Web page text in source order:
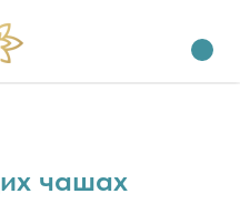
чашах